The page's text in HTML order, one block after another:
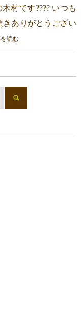
村です???? いつも
きありがとうござい
を読む